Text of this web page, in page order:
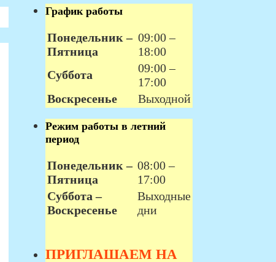
График работы
Понедельник –
Пятница
09:00 –
18:00
Суббота
09:00 –
17:00
Воскресенье
Выходной
Режим работы в летний
период
Понедельник –
Пятница
08:00 –
17:00
Суббота –
Воскресенье
Выходные
дни
ПРИГЛАШАЕМ НА